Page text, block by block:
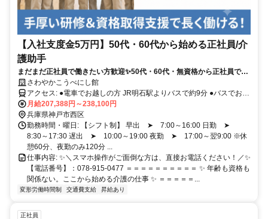
【入社支度金5万円】50代・60代から始める正社員/介
護助手
まだまだ正社員で働きたい方歓迎✨50代・60代・無資格から正社員で長
く働ける介護の職場！
さわやかこうべにし館
アクセス: ●電車でお越しの方 JR明石駅よりバスで約9分 ●バスでお越
しの方 ヴェルデ玉津バス停より徒歩約2分 ════════════ ▶
車・バイク通勤OK（無料駐車場あり） ※ガソリン代支給（距離40キ
ロで最大2万円） ▶交通費実費支給（上限20,000円／月）
月給207,388円～238,100円
兵庫県神戸市西区
勤務時間・曜日: 【シフト制】 早出 ➤ 7:00～16:00 日勤 ➤
8:30～17:30 遅出 ➤ 10:00～19:00 夜勤 ➤ 17:00～翌9:00 ※休
憩60分、夜勤のみ120分 ...
仕事内容: ✨＼スマホ操作がご面倒な方は、直接お電話ください！／✨
【電話番号】：078-915-0477 ＝＝＝＝＝＝＝＝＝＝ ✨ 年齢も資格も
関係ない。ここから始める介護の仕事 ✨ ＝＝＝＝＝...
変形労働時間制 交通費支給 昇給あり
正社員